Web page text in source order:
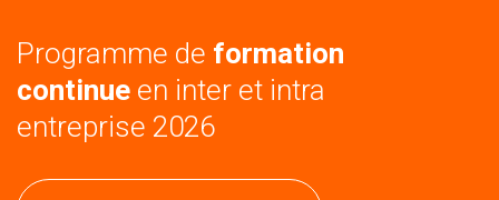
Programme de formation
continue en inter et intra
entreprise 2026